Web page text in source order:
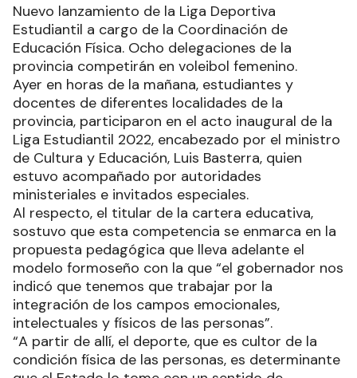
Nuevo lanzamiento de la Liga Deportiva
Estudiantil a cargo de la Coordinación de
Educación Física. Ocho delegaciones de la
provincia competirán en voleibol femenino.
Ayer en horas de la mañana, estudiantes y
docentes de diferentes localidades de la
provincia, participaron en el acto inaugural de la
Liga Estudiantil 2022, encabezado por el ministro
de Cultura y Educación, Luis Basterra, quien
estuvo acompañado por autoridades
ministeriales e invitados especiales.
Al respecto, el titular de la cartera educativa,
sostuvo que esta competencia se enmarca en la
propuesta pedagógica que lleva adelante el
modelo formoseño con la que “el gobernador nos
indicó que tenemos que trabajar por la
integración de los campos emocionales,
intelectuales y físicos de las personas”.
“A partir de allí, el deporte, que es cultor de la
condición física de las personas, es determinante